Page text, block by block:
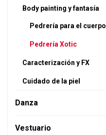
Body painting y fantasía
Pedrería para el cuerpo
Pedrería Xotic
Caracterización y FX
Cuidado de la piel
Danza
Vestuario